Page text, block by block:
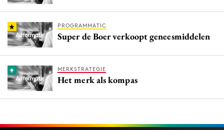
PROGRAMMATIC
Super de Boer verkoopt geneesmiddelen
MERKSTRATEGIE
Het merk als kompas